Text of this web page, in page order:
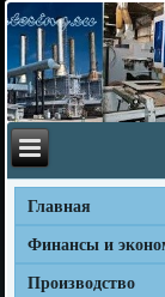
Главная
Финансы и
Производство